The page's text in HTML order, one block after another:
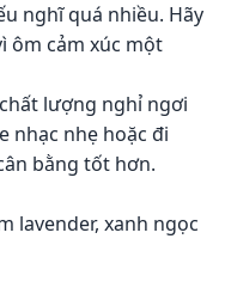
nghĩ quá nhiều. Hãy
ôm cảm xúc một
lượng nghỉ ngơi
nhạc nhẹ hoặc đi
bằng tốt hơn.
lavender, xanh ngọc